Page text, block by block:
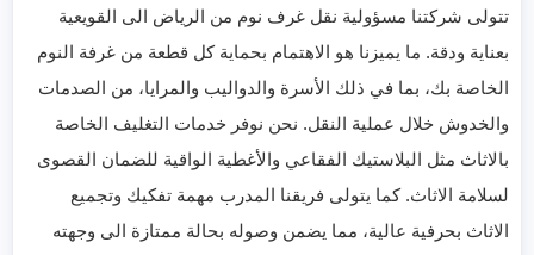
تتولى شركتنا مسؤولية نقل غرف نوم من الرياض الى القويعية
بعناية ودقة. ما يميزنا هو الاهتمام بحماية كل قطعة من غرفة النوم
الخاصة بك، بما في ذلك الأسرة والدواليب والمرايا، من الصدمات
والخدوش خلال عملية النقل. نحن نوفر خدمات التغليف الخاصة
بالاثاث مثل البلاستيك الفقاعي والأغطية الواقية للضمان القصوى
لسلامة الاثاث. كما يتولى فريقنا المدرب مهمة تفكيك وتجميع
الاثاث بحرفية عالية، مما يضمن وصوله بحالة ممتازة الى وجهته